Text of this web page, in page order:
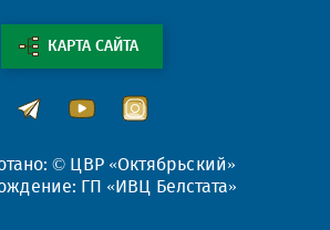
КАРТА САЙТА
© ЦВР «Октябрьский»
ГП «ИВЦ Белстата»